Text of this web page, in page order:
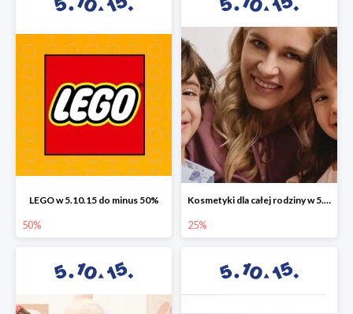
LEGO w 5.10.15 do minus 50%
50%
Kosmetyki dla całej rodziny w 5.10.15 do -25%
25%